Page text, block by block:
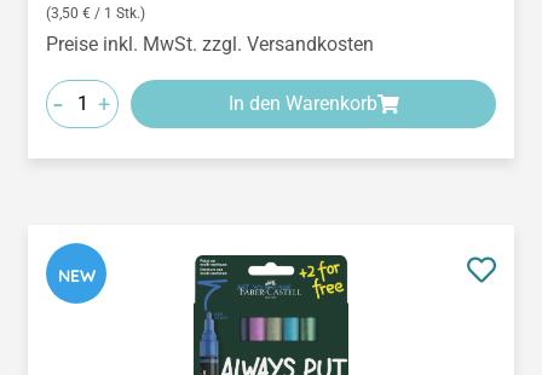
(3,50 € / 1 Stk.)
Preise inkl. MwSt. zzgl. Versandkosten
- + In den Warenkorb
NEW